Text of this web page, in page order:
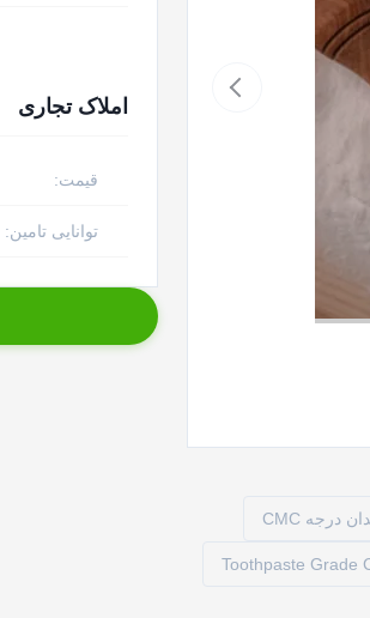
املاک تجاری
قیمت:
توانایی تامین:
Toothpaste Grade